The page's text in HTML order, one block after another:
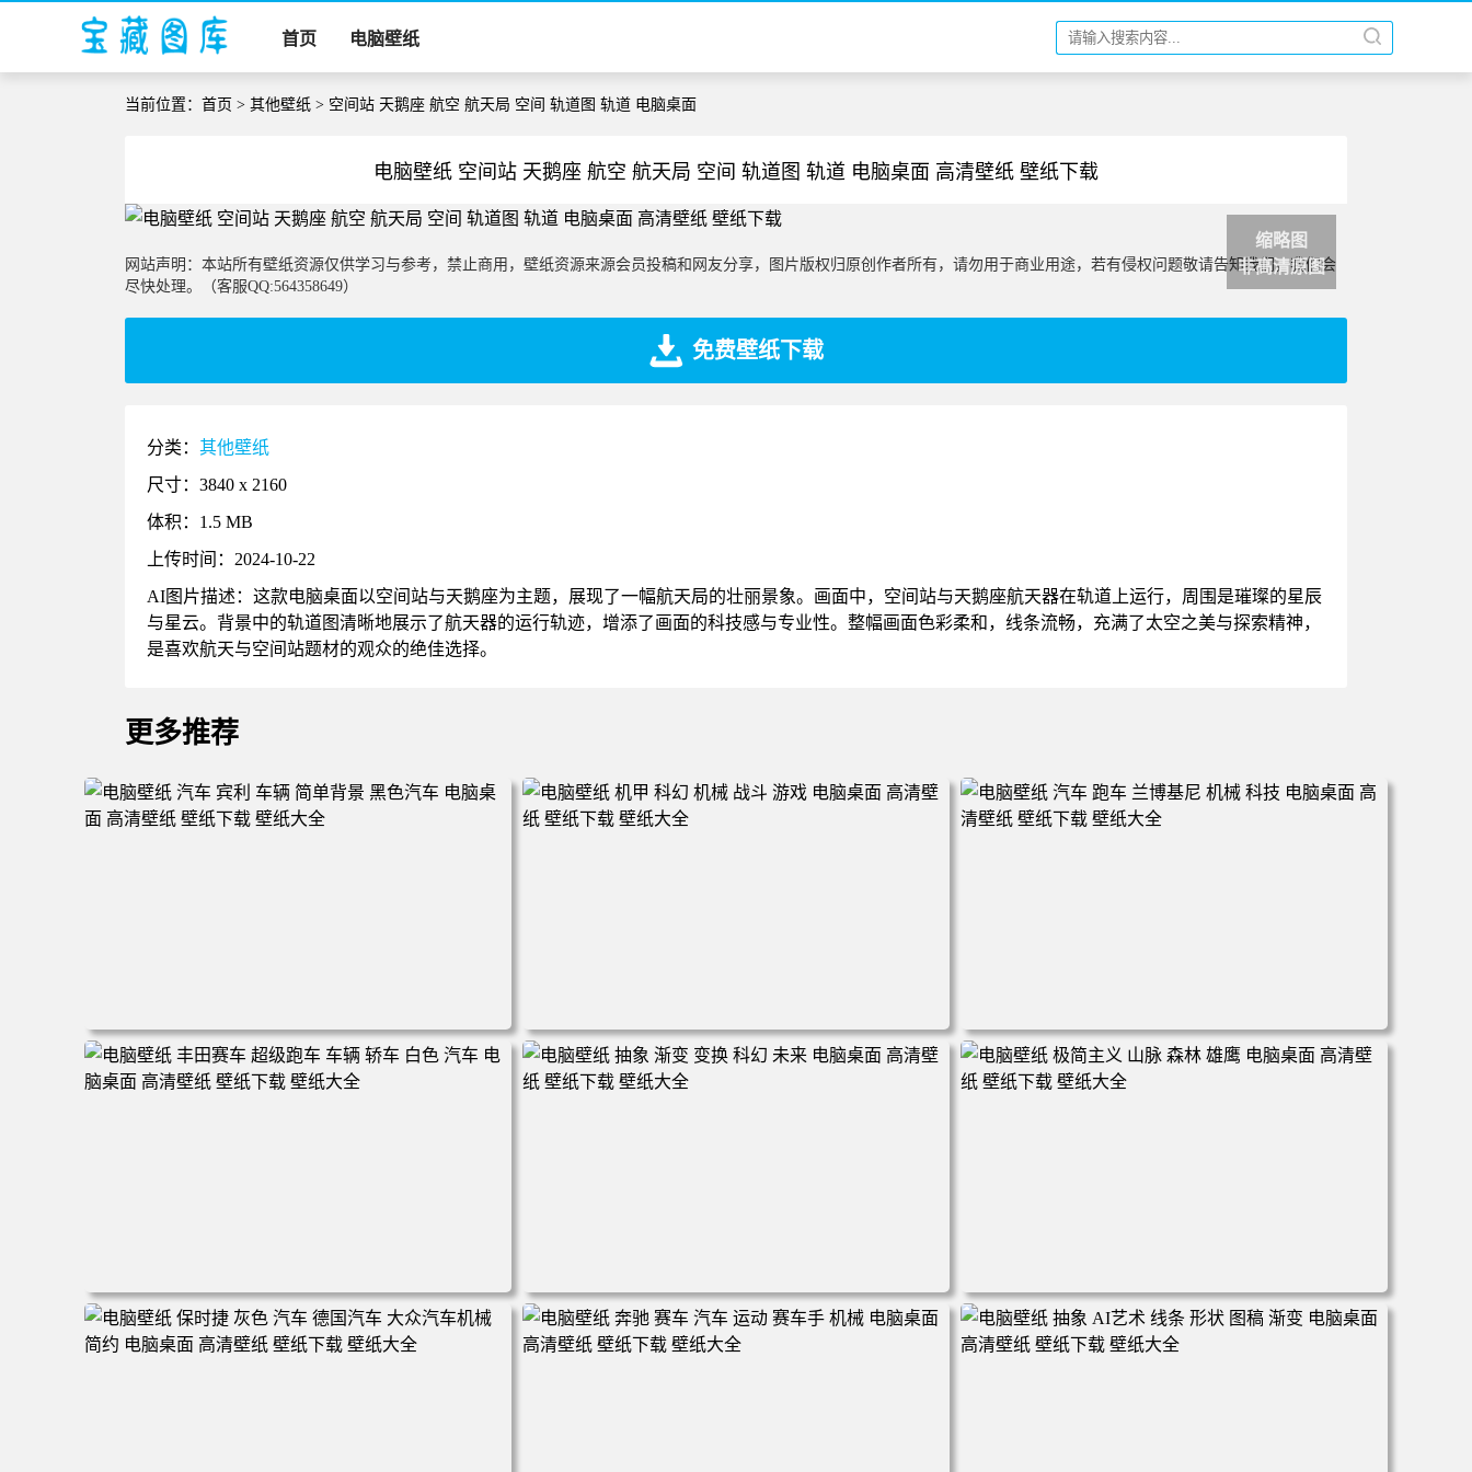
首页 电脑壁纸
当前位置：首页 >其他壁纸 > 空间站 天鹅座 航空 航天局 空间 轨道图 轨道 电脑桌面
电脑壁纸 空间站 天鹅座 航空 航天局 空间 轨道图 轨道 电脑桌面 高清壁纸 壁纸下载
缩略图
非高清原图
网站声明：本站所有壁纸资源仅供学习与参考，禁止商用，壁纸资源来源会员投稿和网友分享，图片版权归原创作者所有，请勿用于商业用途，若有侵权问题敬请告知我们，我们会
尽快处理。（客服QQ:564358649）
免费壁纸下载
分类：其他壁纸
尺寸：3840 x 2160
体积：1.5 MB
上传时间：2024-10-22
AI图片描述：这款电脑桌面以空间站与天鹅座为主题，展现了一幅航天局的壮丽景象。画面中，空间站与天鹅座航天器在轨道上运行，周围是璀璨的星辰
与星云。背景中的轨道图清晰地展示了航天器的运行轨迹，增添了画面的科技感与专业性。整幅画面色彩柔和，线条流畅，充满了太空之美与探索精神，
是喜欢航天与空间站题材的观众的绝佳选择。
更多推荐
电脑壁纸 汽车 宾利 车辆 简单背景 黑色汽车 电脑桌面 高清
壁纸 壁纸下载 壁纸大全
电脑壁纸 机甲 科幻 机械 战斗 游戏 电脑桌面 高清壁纸 壁纸
下载 壁纸大全
电脑壁纸 汽车 跑车 兰博基尼 机械 科技 电脑桌面 高清壁纸
壁纸下载 壁纸大全
电脑壁纸 丰田赛车 超级跑车 车辆 轿车 白色 汽车 电脑桌面
高清壁纸 壁纸下载 壁纸大全
电脑壁纸 抽象 渐变 变换 科幻 未来 电脑桌面 高清壁纸 壁纸
下载 壁纸大全
电脑壁纸 极简主义 山脉 森林 雄鹰 电脑桌面 高清壁纸 壁纸
下载 壁纸大全